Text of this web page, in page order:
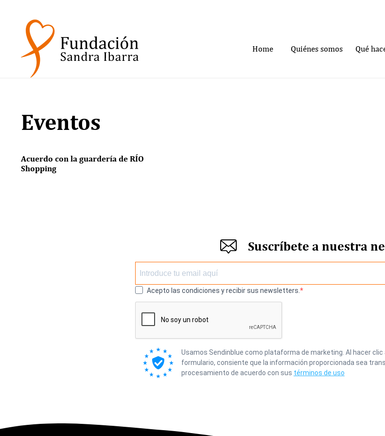
Home Quiénes somos Qué
Eventos
Acuerdo con la guardería de RÍO
Shopping
Suscríbete a nuestra
Acepto las condiciones y recibir sus newsletters.
Usamos Sendinblue como plataforma de marketing. Al hacer
formulario, consiente que la información proporcionada sea
procesamiento de acuerdo con sus términos de uso